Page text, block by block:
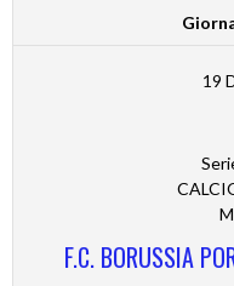
19
F.C. BORUSSIA